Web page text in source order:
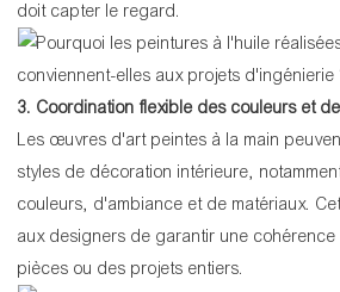
doit capter le regard.
3. Coordination flexible des couleurs et
Les œuvres d'art peintes à la main
styles de décoration intérieure,
couleurs, d'ambiance et de matériaux.
aux designers de garantir une
pièces ou des projets entiers.